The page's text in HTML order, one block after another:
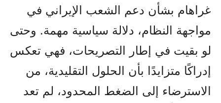
غراهام بشأن دعم الشعب الإيراني في
مواجهة النظام، دلالة سياسية مهمة. وحتى
لو بقيت في إطار التصريحات، فهي تعكس
إدراكًا متزايدًا بأن الحلول التقليدية، من
الاسترضاء إلى الضغط المحدود، لم تعد